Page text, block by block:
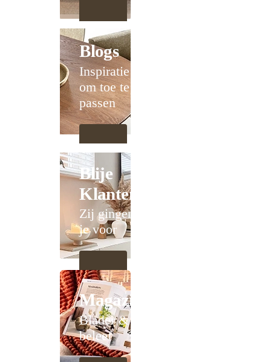
Blogs
Inspiratie
om toe te
passen
Blije
Klanten
Zij gingen
je voor
Magazines
Blader &
beleef